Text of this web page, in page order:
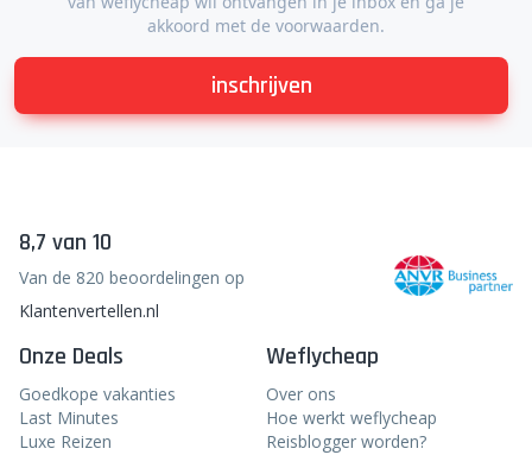
Mis nooit meer een topdeal!
Door je in te schrijven bevestig je dat je de nieuwsbrief
van weflycheap wil ontvangen in je inbox en ga je
akkoord met de voorwaarden.
inschrijven